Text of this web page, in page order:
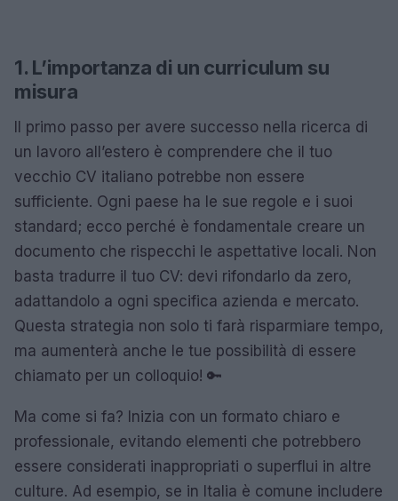
1. L’importanza di un curriculum su
misura
Il primo passo per avere successo nella ricerca di
un lavoro all’estero è comprendere che il tuo
vecchio CV italiano potrebbe non essere
sufficiente. Ogni paese ha le sue regole e i suoi
standard; ecco perché è fondamentale creare un
documento che rispecchi le aspettative locali. Non
basta tradurre il tuo CV: devi rifondarlo da zero,
adattandolo a ogni specifica azienda e mercato.
Questa strategia non solo ti farà risparmiare tempo,
ma aumenterà anche le tue possibilità di essere
chiamato per un colloquio! 🔑
Ma come si fa? Inizia con un formato chiaro e
professionale, evitando elementi che potrebbero
essere considerati inappropriati o superflui in altre
culture. Ad esempio, se in Italia è comune includere